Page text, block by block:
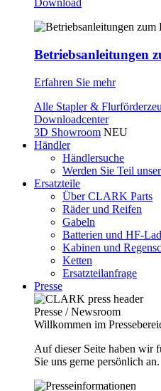
Download
Betriebsanleitungen
Erfahren Sie mehr
Alle Stapler &
Downloadcenter
3D Showroom NEU
Händler
Händlersuche
Werden Sie Teil
Ersatzteile
Über CLARK Parts
Räder und Reifen
Gabeln
Batterien und HF-
Kabinen und
Ketten
Ersatzteilanfrage
Presse
Presse / Newsroom
Willkommen im
Auf dieser Seite haben wir
Sie uns gerne persönlich an.